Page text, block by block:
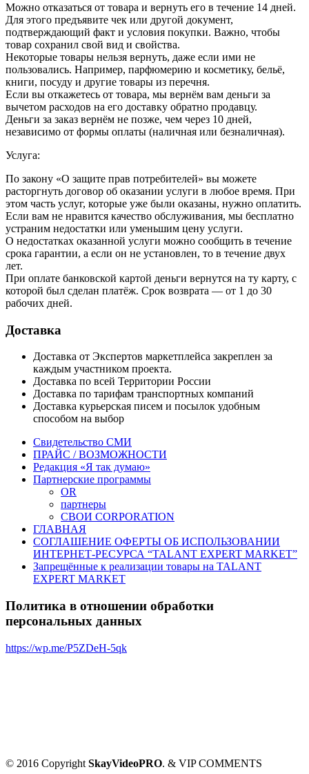
Можно отказаться от товара и вернуть его в течение 14 дней.
Для этого предъявите чек или другой документ,
подтверждающий факт и условия покупки. Важно, чтобы
товар сохранил свой вид и свойства.
Некоторые товары нельзя вернуть, даже если ими не
пользовались. Например, парфюмерию и косметику, бельё,
книги, посуду и другие товары из перечня.
Если вы откажетесь от товара, мы вернём вам деньги за
вычетом расходов на его доставку обратно продавцу.
Деньги за заказ вернём не позже, чем через 10 дней,
независимо от формы оплаты (наличная или безналичная).
Услуга:
По закону «О защите прав потребителей» вы можете
расторгнуть договор об оказании услуги в любое время. При
этом часть услуг, которые уже были оказаны, нужно оплатить.
Если вам не нравится качество обслуживания, мы бесплатно
устраним недостатки или уменьшим цену услуги.
О недостатках оказанной услуги можно сообщить в течение
срока гарантии, а если он не установлен, то в течение двух
лет.
При оплате банковской картой деньги вернутся на ту карту, с
которой был сделан платёж. Срок возврата — от 1 до 30
рабочих дней.
Доставка
Доставка от Экспертов маркетплейса закреплен за
каждым участником проекта.
Доставка по всей Территории России
Доставка по тарифам транспортных компаний
Доставка курьерская писем и посылок удобным
способом на выбор
Свидетельство СМИ
ПРАЙС / ВОЗМОЖНОСТИ
Редакция «Я так думаю»
Партнерские программы
OR
партнеры
СВОИ CORPORATION
ГЛАВНАЯ
СОГЛАШЕНИЕ ОФЕРТЫ ОБ ИСПОЛЬЗОВАНИИ
ИНТЕРНЕТ-РЕСУРСА “TALANT EXPERT MARKET”
Запрещённые к реализации товары на TALANT
EXPERT MARKET
Политика в отношении обработки
персональных данных
https://wp.me/P5ZDeH-5qk
© 2016 Copyright SkayVideoPRO. & VIP COMMENTS